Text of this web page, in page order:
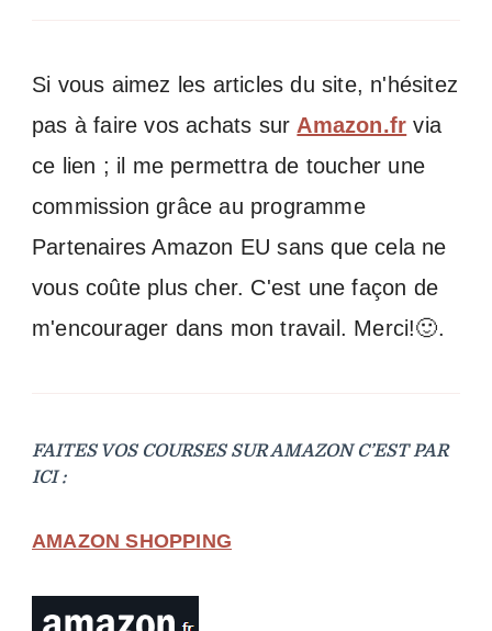
Si vous aimez les articles du site, n'hésitez
pas à faire vos achats sur Amazon.fr via
ce lien ; il me permettra de toucher une
commission grâce au programme
Partenaires Amazon EU sans que cela ne
vous coûte plus cher. C'est une façon de
m'encourager dans mon travail. Merci!🙂.
FAITES VOS COURSES SUR AMAZON C’EST PAR
ICI :
AMAZON SHOPPING